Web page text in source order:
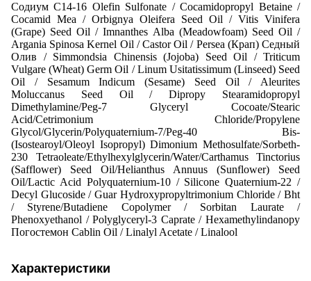
Содиум C14-16 Olefin Sulfonate / Cocamidopropyl Betaine /
Cocamid Mea / Orbignya Oleifera Seed Oil / Vitis Vinifera
(Grape) Seed Oil / Imnanthes Alba (Meadowfoam) Seed Oil /
Argania Spinosa Kernel Oil / Castor Oil / Persea (Крап) Седный
Олив / Simmondsia Chinensis (Jojoba) Seed Oil / Triticum
Vulgare (Wheat) Germ Oil / Linum Usitatissimum (Linseed) Seed
Oil / Sesamum Indicum (Sesame) Seed Oil / Aleurites
Moluccanus Seed Oil / Dipropy Stearamidopropyl
Dimethylamine/Peg-7 Glyceryl Cocoate/Stearic
Acid/Cetrimonium Chloride/Propylene
Glycol/Glycerin/Polyquaternium-7/Peg-40 Bis-
(Isostearoyl/Oleoyl Isopropyl) Dimonium Methosulfate/Sorbeth-
230 Tetraoleate/Ethylhexylglycerin/Water/Carthamus Tinctorius
(Safflower) Seed Oil/Helianthus Annuus (Sunflower) Seed
Oil/Lactic Acid Polyquaternium-10 / Silicone Quaternium-22 /
Decyl Glucoside / Guar Hydroxypropyltrimonium Chloride / Bht
/ Styrene/Butadiene Copolymer / Sorbitan Laurate /
Phenoxyethanol / Polyglyceryl-3 Caprate / Hexamethylindanopy
Погостемон Cablin Oil / Linalyl Acetate / Linalool
Характеристики